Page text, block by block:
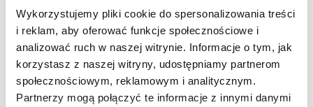
Wykorzystujemy pliki cookie do spersonalizowania treści
i reklam, aby oferować funkcje społecznościowe i
analizować ruch w naszej witrynie. Informacje o tym, jak
korzystasz z naszej witryny, udostępniamy partnerom
społecznościowym, reklamowym i analitycznym.
Partnerzy mogą połączyć te informacje z innymi danymi
ZAPYTAJ O DOM